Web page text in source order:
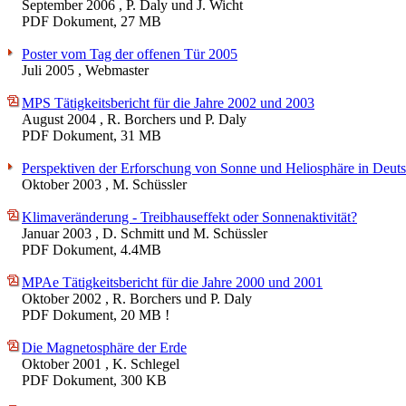
September 2006 , P. Daly und J. Wicht
PDF Dokument, 27 MB
Poster vom Tag der offenen Tür 2005
Juli 2005 , Webmaster
MPS Tätigkeitsbericht für die Jahre 2002 und 2003
August 2004 , R. Borchers und P. Daly
PDF Dokument, 31 MB
Perspektiven der Erforschung von Sonne und Heliosphäre in
Oktober 2003 , M. Schüssler
Klimaveränderung - Treibhauseffekt oder Sonnenaktivität?
Januar 2003 , D. Schmitt und M. Schüssler
PDF Dokument, 4.4MB
MPAe Tätigkeitsbericht für die Jahre 2000 und 2001
Oktober 2002 , R. Borchers und P. Daly
PDF Dokument, 20 MB !
Die Magnetosphäre der Erde
Oktober 2001 , K. Schlegel
PDF Dokument, 300 KB